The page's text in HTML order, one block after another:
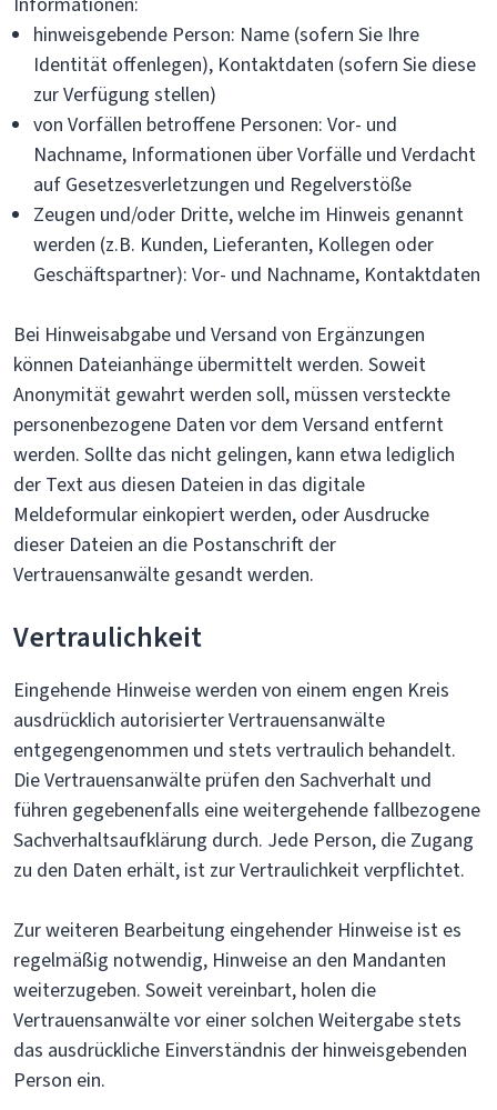
hinweisgebende Person: Name (sofern Sie Ihre
Identität offenlegen), Kontaktdaten (sofern Sie diese
zur Verfügung stellen)
von Vorfällen betroffene Personen: Vor- und
Nachname, Informationen über Vorfälle und Verdacht
auf Gesetzesverletzungen und Regelverstöße
Zeugen und/oder Dritte, welche im Hinweis genannt
werden (z.B. Kunden, Lieferanten, Kollegen oder
Geschäftspartner): Vor- und Nachname, Kontaktdaten
Bei Hinweisabgabe und Versand von Ergänzungen
können Dateianhänge übermittelt werden. Soweit
Anonymität gewahrt werden soll, müssen versteckte
personenbezogene Daten vor dem Versand entfernt
werden. Sollte das nicht gelingen, kann etwa lediglich
der Text aus diesen Dateien in das digitale
Meldeformular einkopiert werden, oder Ausdrucke
dieser Dateien an die Postanschrift der
Vertrauensanwälte gesandt werden.
Vertraulichkeit
Eingehende Hinweise werden von einem engen Kreis
ausdrücklich autorisierter Vertrauensanwälte
entgegengenommen und stets vertraulich behandelt.
Die Vertrauensanwälte prüfen den Sachverhalt und
führen gegebenenfalls eine weitergehende fallbezogene
Sachverhaltsaufklärung durch. Jede Person, die Zugang
zu den Daten erhält, ist zur Vertraulichkeit verpflichtet.
Zur weiteren Bearbeitung eingehender Hinweise ist es
regelmäßig notwendig, Hinweise an den Mandanten
weiterzugeben. Soweit vereinbart, holen die
Vertrauensanwälte vor einer solchen Weitergabe stets
das ausdrückliche Einverständnis der hinweisgebenden
Person ein.